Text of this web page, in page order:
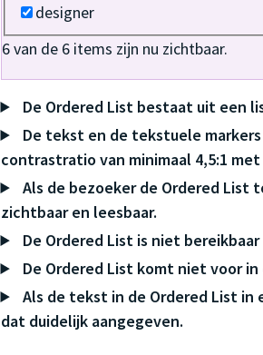
designer
6van de 6items zijn nu zichtbaar.
De Ordered List bestaat uit een
De tekst en de tekstuele
contrastratio van minimaal 4,5:1
Als de bezoeker de Ordered
zichtbaar en leesbaar.
De Ordered List is niet
De Ordered List komt niet voor
Als de tekst in de Ordered List in
dat duidelijk aangegeven.